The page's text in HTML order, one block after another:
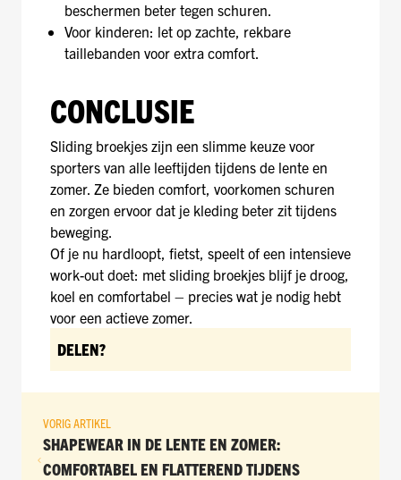
beschermen beter tegen schuren.
Voor kinderen: let op zachte, rekbare
taillebanden voor extra comfort.
CONCLUSIE
Sliding broekjes zijn een slimme keuze voor
sporters van alle leeftijden tijdens de lente en
zomer. Ze bieden comfort, voorkomen schuren
en zorgen ervoor dat je kleding beter zit tijdens
beweging.
Of je nu hardloopt, fietst, speelt of een intensieve
work-out doet: met sliding broekjes blijf je droog,
koel en comfortabel – precies wat je nodig hebt
voor een actieve zomer.
DELEN?
VORIG ARTIKEL
SHAPEWEAR IN DE LENTE EN ZOMER:
COMFORTABEL EN FLATTEREND TIJDENS